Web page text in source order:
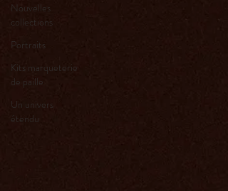
Nouvelles
collections
Portraits
Kits marqueterie
de paille
Un univers
étendu